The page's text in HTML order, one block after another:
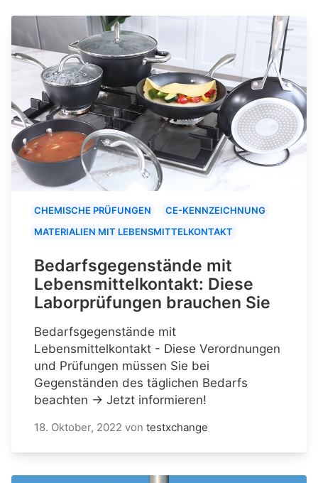
CHEMISCHE PRÜFUNGEN
CE-KENNZEICHNUNG
MATERIALIEN MIT LEBENSMITTELKONTAKT
Bedarfsgegenstände mit
Lebensmittelkontakt: Diese
Laborprüfungen brauchen Sie
Bedarfsgegenstände mit
Lebensmittelkontakt - Diese Verordnungen
und Prüfungen müssen Sie bei
Gegenständen des täglichen Bedarfs
beachten → Jetzt informieren!
18. Oktober, 2022 von testxchange